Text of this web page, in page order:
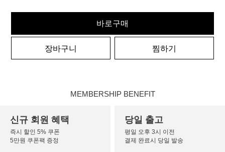
바로구매
장바구니 찜하기
MEMBERSHIP BENEFIT
신규 회원 혜택
즉시 할인 5% 쿠폰
5만원 쿠폰팩 증정
당일 출고
평일 오후 3시 이전
결제 완료시 당일 발송